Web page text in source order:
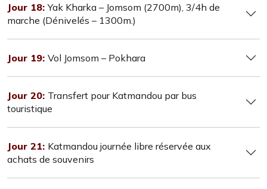
Jour 18:Yak Kharka – Jomsom (2700m), 3/4h de
marche (Dénivelés – 1300m.)
Jour 19: Vol Jomsom – Pokhara
Jour 20: Transfert pour Katmandou par bus
touristique
Jour 21: Katmandou journée libre réservée aux
achats de souvenirs